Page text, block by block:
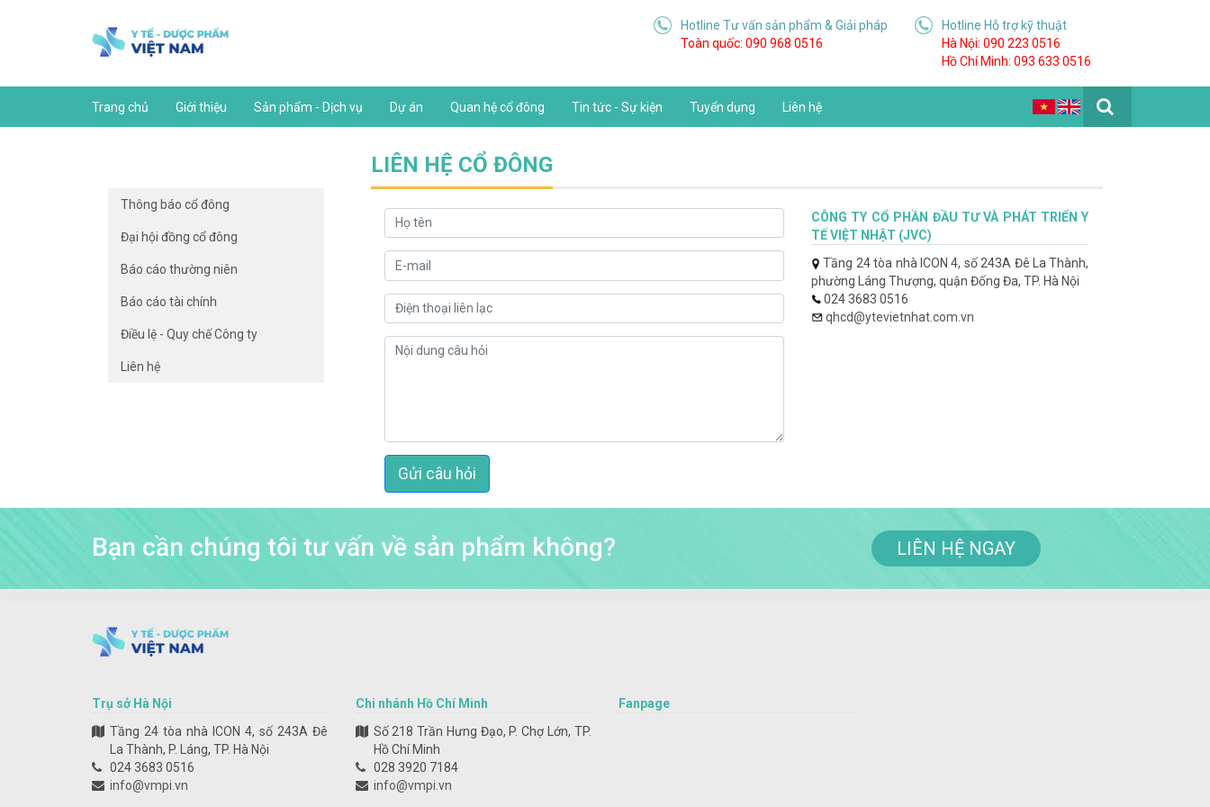
Hotline Tư vấn sản phẩm & Giải pháp
Toàn quốc: 090 968 0516
Hotline Hỗ trợ kỹ thuật
Hà Nội: 090 223 0516
Hồ Chí Minh: 093 633 0516
Trang chủ Giới thiệu Sản phẩm - Dịch vụ Dự án Quan hệ cổ đông Tin tức - Sự kiện Tuyển dụng Liên hệ
Thông báo cổ đông
Đại hội đồng cổ đông
Báo cáo thường niên
Báo cáo tài chính
Điều lệ - Quy chế Công ty
Liên hệ
LIÊN HỆ CỔ ĐÔNG
Gửi câu hỏi
CÔNG TY CỔ PHẦN ĐẦU TƯ VÀ PHÁT TRIỂN Y
TẾ VIỆT NHẬT (JVC)
Tầng 24 tòa nhà ICON 4, số 243A Đê La Thành,
phường Láng Thượng, quận Đống Đa, TP. Hà Nội
024 3683 0516
qhcd@ytevietnhat.com.vn
Bạn cần chúng tôi tư vấn về sản phẩm không? LIÊN HỆ NGAY
Trụ sở Hà Nội
Tầng 24 tòa nhà ICON 4, số 243A Đê
La Thành, P. Láng, TP. Hà Nội
024 3683 0516
info@vmpi.vn
Chi nhánh Hồ Chí Minh
Số 218 Trần Hưng Đạo, P. Chợ Lớn, TP.
Hồ Chí Minh
028 3920 7184
info@vmpi.vn
Fanpage